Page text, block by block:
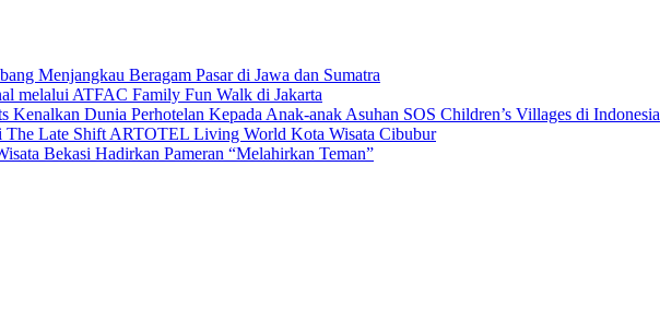
Menjangkau Beragam Pasar di Jawa dan Sumatra
melalui ATFAC Family Fun Walk di Jakarta
Kenalkan Dunia Perhotelan Kepada Anak-anak Asuhan SOS Children’s Villages di Indonesia
The Late Shift ARTOTEL Living World Kota Wisata Cibubur
Bekasi Hadirkan Pameran “Melahirkan Teman”